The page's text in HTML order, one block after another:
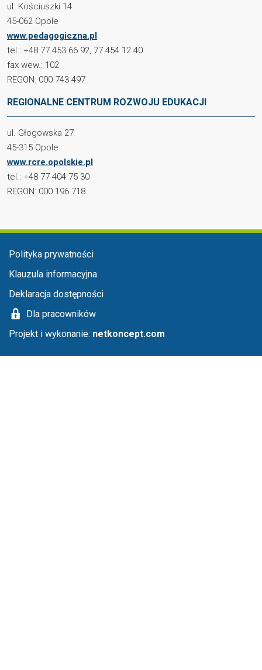
ul. Kościuszki 14
45-062 Opole
www.pedagogiczna.pl
tel.: +48 77 453 66 92, 77 454 12 40
fax wew.: 102
REGON: 000 743 497
REGIONALNE CENTRUM ROZWOJU EDUKACJI
ul. Głogowska 27
45-315 Opole
www.rcre.opolskie.pl
tel.: +48 77 404 75 30
REGON: 000 196 718
Menu stopka
Polityka prywatności
Klauzula informacyjna
Deklaracja dostępności
Dla pracowników
Projekt i wykonanie: netkoncept.com